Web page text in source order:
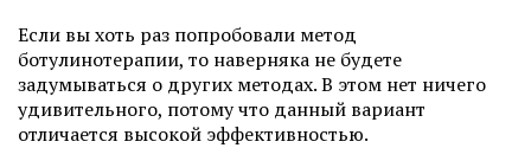
Если вы хоть раз попробовали метод
ботулинотерапии, то наверняка не будете
задумываться о других методах. В этом нет ничего
удивительного, потому что данный вариант
отличается высокой эффективностью.